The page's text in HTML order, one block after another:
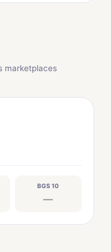
marketplaces
BGS 10
—